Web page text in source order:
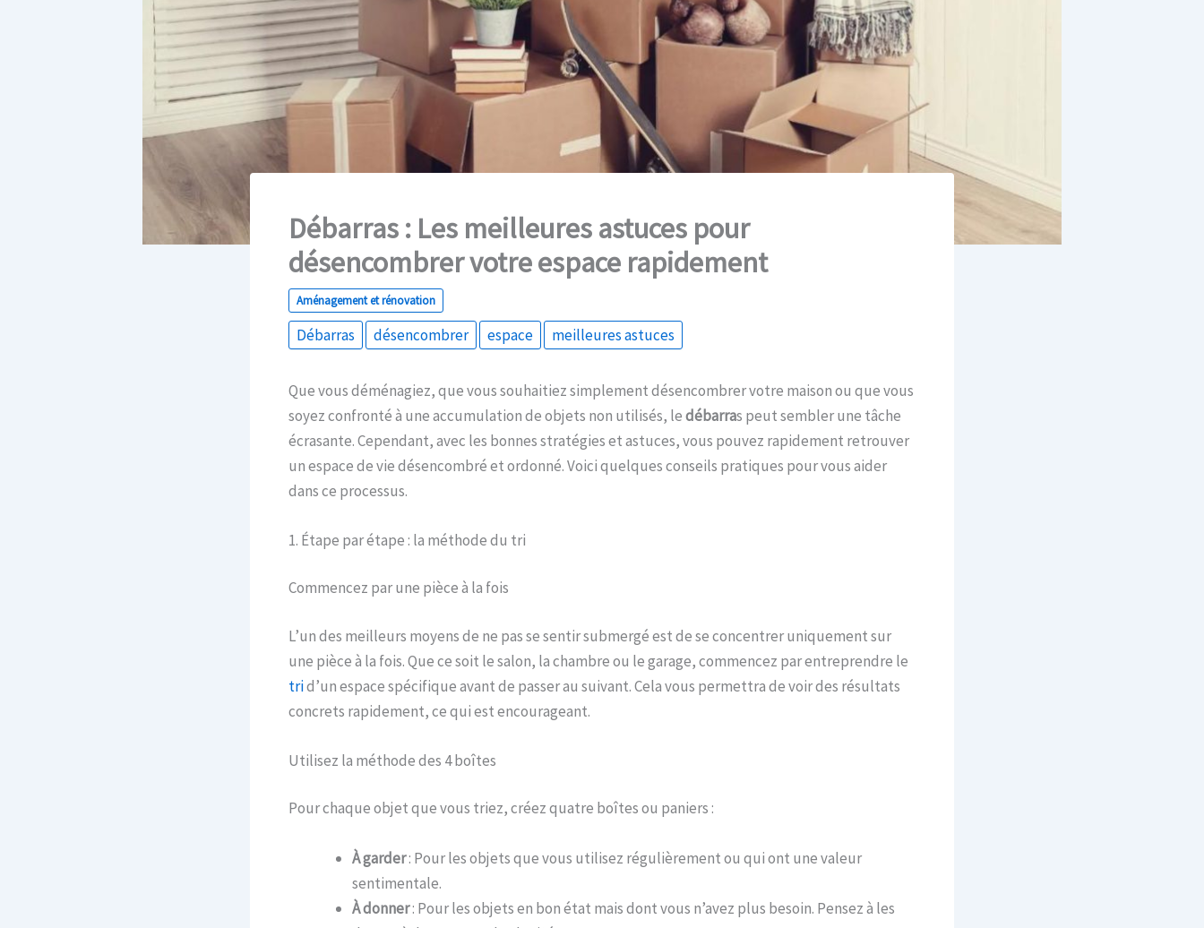
Débarras : Les meilleures astuces pour
désencombrer votre espace rapidement
Aménagement et rénovation
Débarras désencombrer espace meilleures astuces
Que vous déménagiez, que vous souhaitiez simplement désencombrer votre maison ou que vous
soyez confronté à une accumulation de objets non utilisés, ledébarras peut sembler une tâche
écrasante. Cependant, avec les bonnes stratégies et astuces, vous pouvez rapidement retrouver
un espace de vie désencombré et ordonné. Voici quelques conseils pratiques pour vous aider
dans ce processus.
1. Étape par étape : la méthode du tri
Commencez par une pièce à la fois
L’un des meilleurs moyens de ne pas se sentir submergé est de se concentrer uniquement sur
une pièce à la fois. Que ce soit le salon, la chambre ou le garage, commencez par entreprendre le
trid’un espace spécifique avant de passer au suivant. Cela vous permettra de voir des résultats
concrets rapidement, ce qui est encourageant.
Utilisez la méthode des 4 boîtes
Pour chaque objet que vous triez, créez quatre boîtes ou paniers :
À garder: Pour les objets que vous utilisez régulièrement ou qui ont une valeur
sentimentale.
À donner: Pour les objets en bon état mais dont vous n’avez plus besoin. Pensez à les